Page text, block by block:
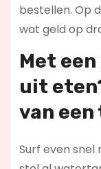
bestellen. Op
wat geld op
Met
uit
van
Surf even snel